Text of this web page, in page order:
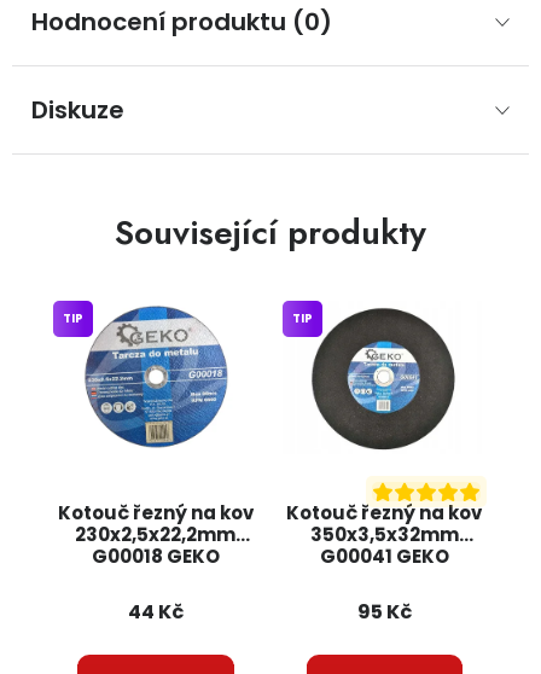
Hodnocení produktu (0)
Diskuze
Související produkty
Kotouč řezný na kov
230x2,5x22,2mm
G00018 GEKO
TIP
44 Kč
Kotouč řezný na kov
350x3,5x32mm
G00041 GEKO
TIP
95 Kč